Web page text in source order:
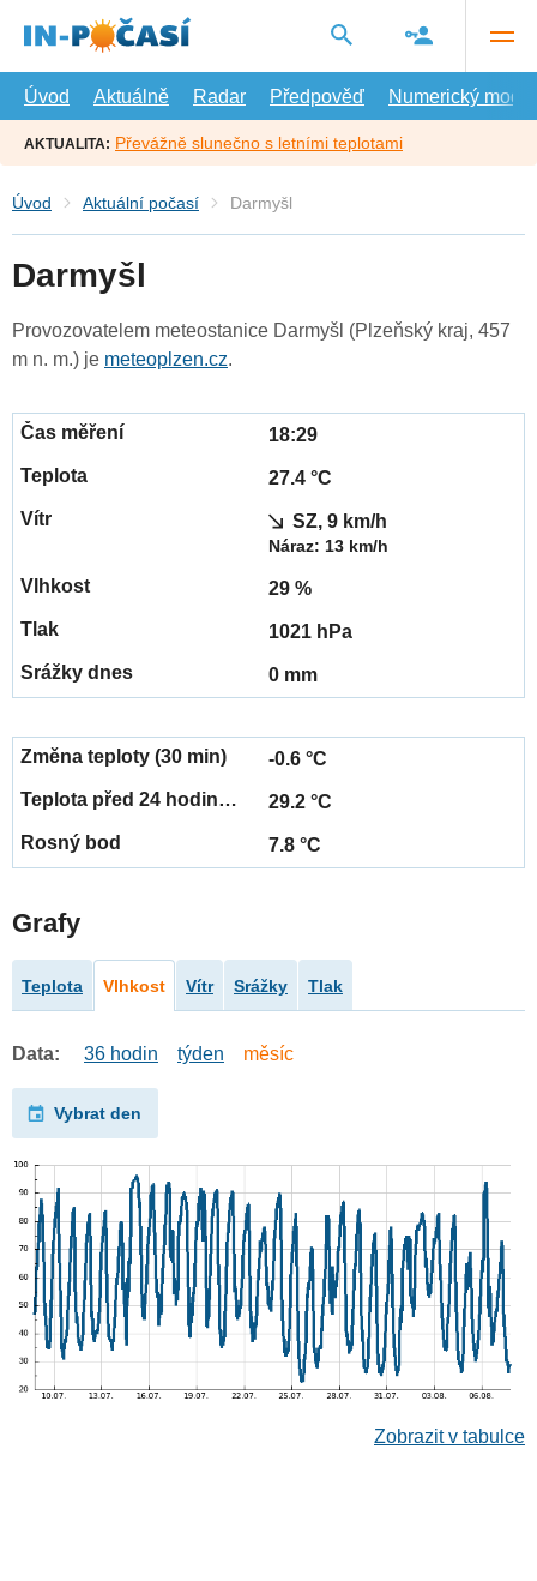
hlavní
Úvod
Aktuálně Radar Předpověď Numerický model
AKTUALITA: Převážně slunečno s letními teplotami
Úvod Aktuální počasí Darmyšl
Darmyšl
Provozovatelem meteostanice Darmyšl (Plzeňský kraj, 457
m n. m.) je meteoplzen.cz.
18:29
27.4 °C
SZ, 9 km/h
Náraz: 13 km/h
29 %
1021 hPa
0 mm
-0.6 °C
29.2 °C
7.8 °C
Grafy
Teplota Vlhkost Vítr Srážky Tlak
Data: 36 hodin týden měsíc
Vybrat den
Zobrazit v tabulce